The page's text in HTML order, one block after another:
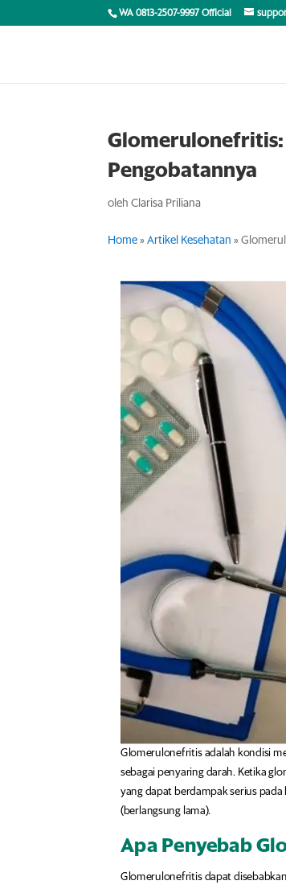
WA 0813-2507-9997 Official
Glomerulonefritis:
Pengobatannya
olehClarisa Priliana
Home »Artikel Kesehatan »
Glomerulonefritis adalah kondisi
sebagai penyaring darah. Ketika
yang dapat berdampak serius
(berlangsung lama).
Apa Penyebab
Glomerulonefritis dapat